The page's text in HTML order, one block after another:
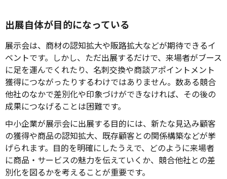
出展自体が目的になっている
展示会は、商材の認知拡大や販路拡大などが期待できるイ
ベントです。しかし、ただ出展するだけで、来場者がブース
に足を運んでくれたり、名刺交換や商談アポイントメント
獲得につながったりするわけではありません。数ある競合
他社のなかで差別化や印象づけができなければ、その後の
成果につなげることは困難です。
中小企業が展示会に出展する目的には、新たな見込み顧客
の獲得や商品の認知拡大、既存顧客との関係構築などが挙
げられます。目的を明確にしたうえで、どのように来場者
に商品・サービスの魅力を伝えていくか、競合他社との差
別化を図るかを考えることが重要です。